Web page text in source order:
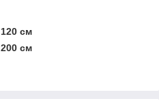
120 см
200 см